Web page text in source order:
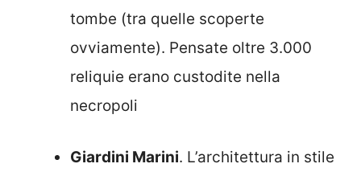
tombe (tra quelle scoperte
ovviamente). Pensate oltre 3.000
reliquie erano custodite nella
necropoli
Giardini Marini. L’architettura in stile